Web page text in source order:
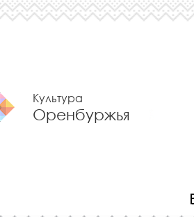
Культура
Оренбуржья